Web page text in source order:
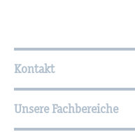
Kontakt
Unsere Fachbereiche